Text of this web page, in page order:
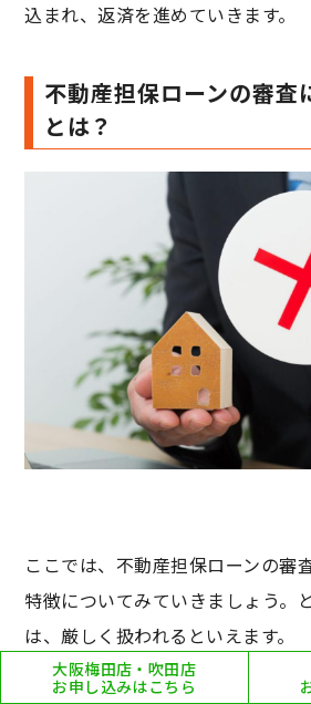
大阪梅田店・吹田店
お申し込みはこちら
込まれ、返済を進めていきます。
不動産担保ローンの審査
とは？
ここでは、不動産担保ローンの審
特徴についてみていきましょう。
は、厳しく扱われるといえます。
書類に不備がある